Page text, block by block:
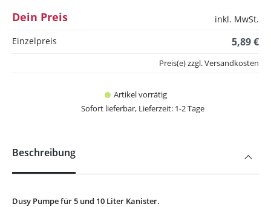
Dein Preis
inkl. MwSt.
Einzelpreis
5,89 €
Artikel vorrätig
Sofort lieferbar, Lieferzeit: 1-2 Tage
Preis(e) zzgl. Versandkosten
Beschreibung
Dusy Pumpe für 5 und 10 Liter Kanister.